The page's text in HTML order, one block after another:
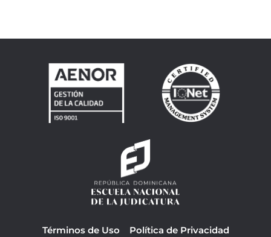
Términos de Uso
Política de Privacidad